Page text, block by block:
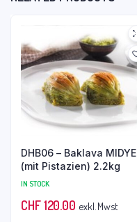
DHB06 – Baklava MIDYE
(mit Pistazien) 2.2kg
IN STOCK
CHF120.00 exkl. Mwst